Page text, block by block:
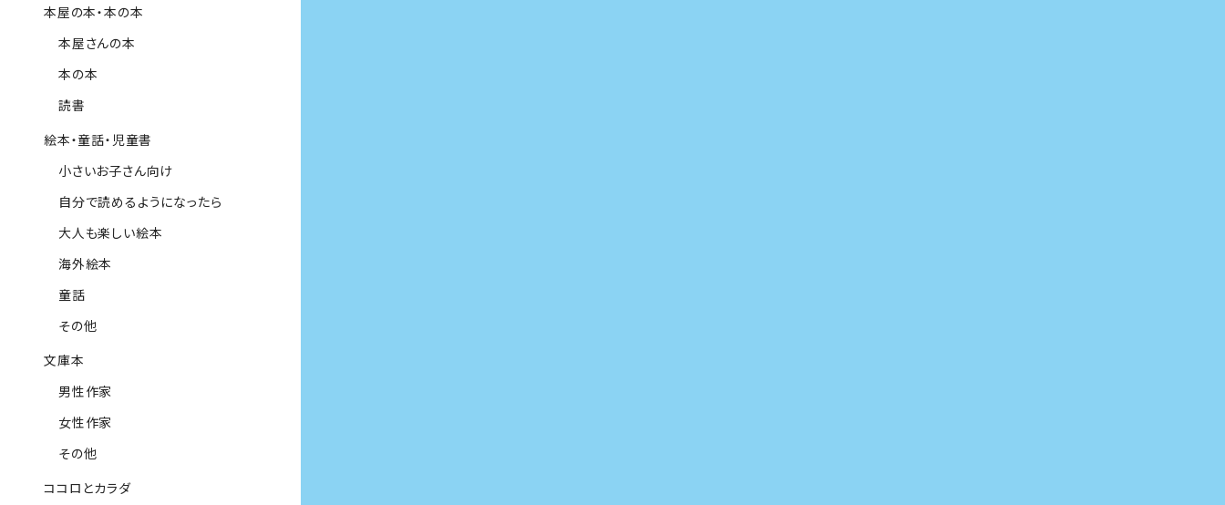
本屋の本・本の本
本屋さんの本
本の本
読書
絵本・童話・児童書
小さいお子さん向け
自分で読めるようになったら
大人も楽しい絵本
海外絵本
童話
その他
文庫本
男性作家
女性作家
その他
ココロとカラダ